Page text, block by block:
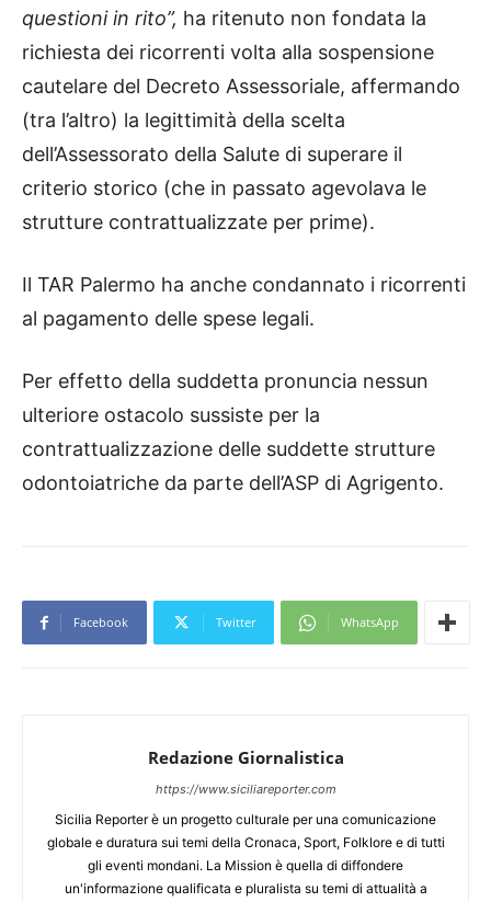
questioni in rito”, ha ritenuto non fondata la
richiesta dei ricorrenti volta alla sospensione
cautelare del Decreto Assessoriale, affermando
(tra l’altro) la legittimità della scelta
dell’Assessorato della Salute di superare il
criterio storico (che in passato agevolava le
strutture contrattualizzate per prime).
Il TAR Palermo ha anche condannato i ricorrenti
al pagamento delle spese legali.
Per effetto della suddetta pronuncia nessun
ulteriore ostacolo sussiste per la
contrattualizzazione delle suddette strutture
odontoiatriche da parte dell’ASP di Agrigento.
Facebook Twitter WhatsApp
Redazione Giornalistica
https://www.siciliareporter.com
Sicilia Reporter è un progetto culturale per una comunicazione
globale e duratura sui temi della Cronaca, Sport, Folklore e di tutti
gli eventi mondani. La Mission è quella di diffondere
un'informazione qualificata e pluralista su temi di attualità a